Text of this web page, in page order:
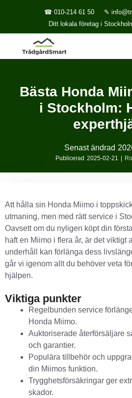
☎ 010-214 61 50
✎
Ditt lokala företag i
Bästa Honda
i Stockholm:
Senast ändrad
Publicerad 2025-02-21
Att hålla sin Honda Miimo i
utmaning, men med rätt service i
Oavsett om du nyligen köpt din
haft en Miimo i flera år, är det viktigt
underhåll kan förlänga dess
går vi igenom allt du behöver veta
hjälpen.
Viktiga punkter
Regelbunden service
Honda Miimo.
Auktoriserade återförsäljare
och garantier.
Populära tillbehör och
din Miimos funktion.
Trygghetsförsäkringar ger
skador.